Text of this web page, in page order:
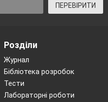
ПЕРЕВІРИТИ
Розділи
Журнал
Бібліотека розробок
Тести
Лабораторні роботи